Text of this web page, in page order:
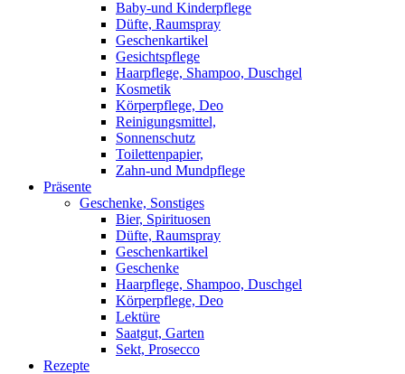
Baby-und Kinderpflege
Düfte, Raumspray
Geschenkartikel
Gesichtspflege
Haarpflege, Shampoo, Duschgel
Kosmetik
Körperpflege, Deo
Reinigungsmittel,
Sonnenschutz
Toilettenpapier,
Zahn-und Mundpflege
Präsente
Geschenke, Sonstiges
Bier, Spirituosen
Düfte, Raumspray
Geschenkartikel
Geschenke
Haarpflege, Shampoo, Duschgel
Körperpflege, Deo
Lektüre
Saatgut, Garten
Sekt, Prosecco
Rezepte